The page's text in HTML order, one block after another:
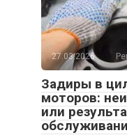
27.03.2026
Задиры в
моторов:
или